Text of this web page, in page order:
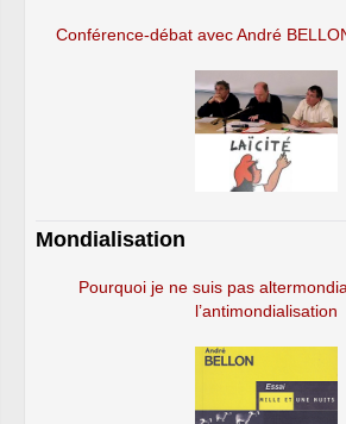
Conférence-débat avec André
Mondialisation
Pourquoi je ne suis pas
l’antimondialisation